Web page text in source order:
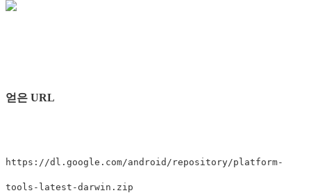
얻은 URL
https://dl.google.com/android/repository/platform-
tools-latest-darwin.zip